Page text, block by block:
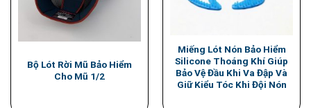
Bộ Lót Rời Mũ Bảo Hiểm
Cho Mũ 1/2
Miếng Lót Nón Bảo Hiểm
Silicone Thoáng Khí Giúp
Bảo Vệ Đầu Khi Va Đập Và
Giữ Kiểu Tóc Khi Đội Nón